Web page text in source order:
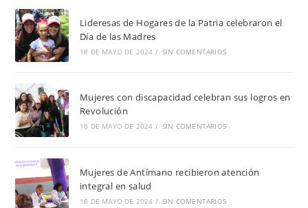
Lideresas de Hogares de la Patria celebraron el
Día de las Madres
18 DE MAYO DE 2024 / SIN COMENTARIOS
Mujeres con discapacidad celebran sus logros en
Revolución
18 DE MAYO DE 2024 / SIN COMENTARIOS
Mujeres de Antímano recibieron atención
integral en salud
18 DE MAYO DE 2024 / SIN COMENTARIOS